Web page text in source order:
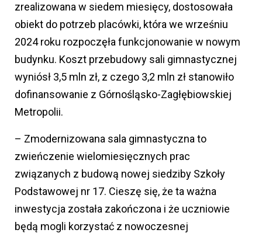
zrealizowana w siedem miesięcy, dostosowała
obiekt do potrzeb placówki, która we wrześniu
2024 roku rozpoczęła funkcjonowanie w nowym
budynku. Koszt przebudowy sali gimnastycznej
wyniósł 3,5 mln zł, z czego 3,2 mln zł stanowiło
dofinansowanie z Górnośląsko-Zagłębiowskiej
Metropolii.
– Zmodernizowana sala gimnastyczna to
zwieńczenie wielomiesięcznych prac
związanych z budową nowej siedziby Szkoły
Podstawowej nr 17. Cieszę się, że ta ważna
inwestycja została zakończona i że uczniowie
będą mogli korzystać z nowoczesnej